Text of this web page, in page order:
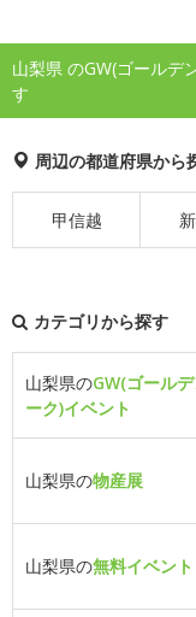
山梨県 のGW(ゴールデ
す
周辺の都道府県から
甲信越
カテゴリから探す
山梨県のGW(ゴール
ーク)イベント
山梨県の物産展
山梨県の無料イベント